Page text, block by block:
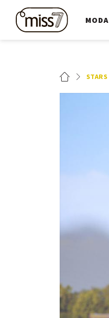
MODA
STARS